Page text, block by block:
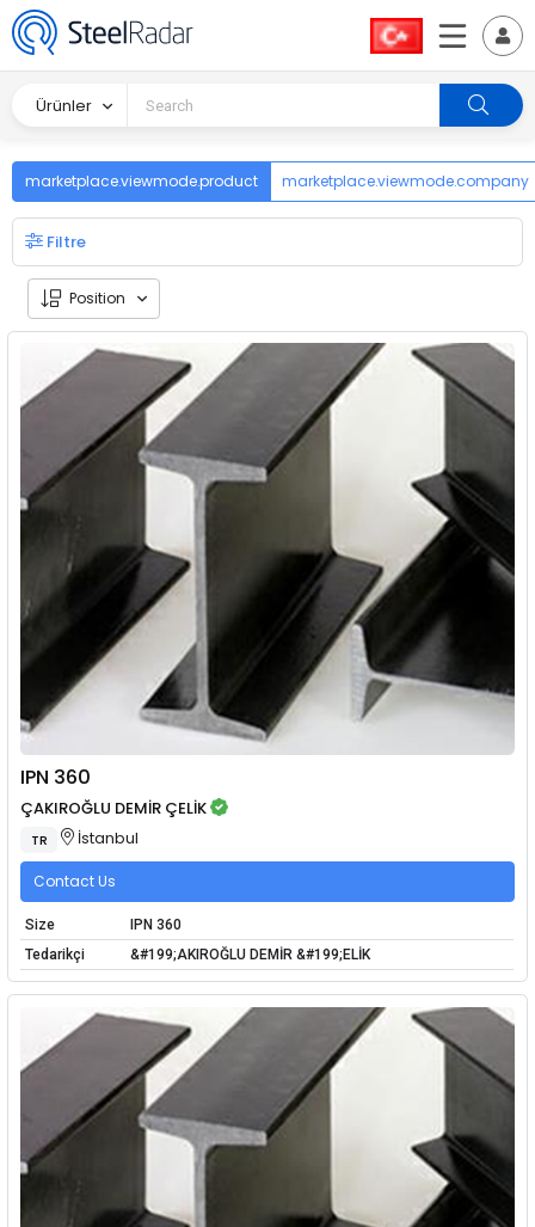
Ürünler
marketplace.viewmode.product marketplace.viewmode.company
Filtre
Position
IPN 360
ÇAKIROĞLU DEMİR ÇELİK
TR İstanbul
Contact Us
Size
IPN 360
Tedarikçi
&#199;AKIROĞLU DEMİR &#199;ELİK